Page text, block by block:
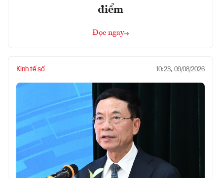
điểm
Đọc ngay
Kinh tế số 10:23, 09/08/2026